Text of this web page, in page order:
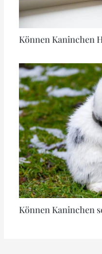
Können Kaninchen
Können Kaninchen